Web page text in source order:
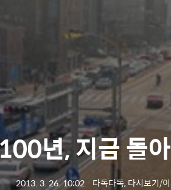
년, 지금 돌
2013. 3. 26. 10:02ㆍ 다독다독, 다시보기/